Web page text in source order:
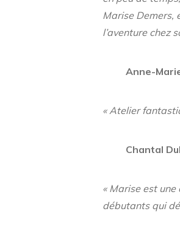
Marise Demers,
l’aventure chez
Anne­-
« Atelier
Chantal
« Marise est
débutants qui